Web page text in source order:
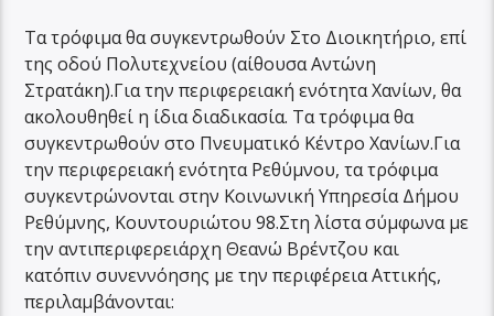
Τα τρόφιμα θα συγκεντρωθούν Στο Διοικητήριο, επί
της οδού Πολυτεχνείου (αίθουσα Αντώνη
Στρατάκη).Για την περιφερειακή ενότητα Χανίων, θα
ακολουθηθεί η ίδια διαδικασία. Τα τρόφιμα θα
συγκεντρωθούν στο Πνευματικό Κέντρο Χανίων.Για
την περιφερειακή ενότητα Ρεθύμνου, τα τρόφιμα
συγκεντρώνονται στην Κοινωνική Υπηρεσία Δήμου
Ρεθύμνης, Κουντουριώτου 98.Στη λίστα σύμφωνα με
την αντιπεριφερειάρχη Θεανώ Βρέντζου και
κατόπιν συνεννόησης με την περιφέρεια Αττικής,
περιλαμβάνονται: